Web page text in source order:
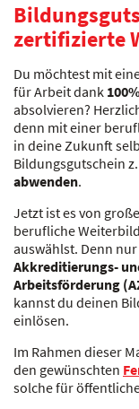
zertifizierte
Du möchtest mit
für Arbeit dank
absolvieren?
denn mit einer
in deine Zukunft
Bildungsgutschein
abwenden.
Jetzt ist es von
berufliche
auswählst. Denn
Akkreditierungs-
Arbeitsförderung
kannst du deinen
einlösen.
Im Rahmen dieser
den gewünschten
solche für